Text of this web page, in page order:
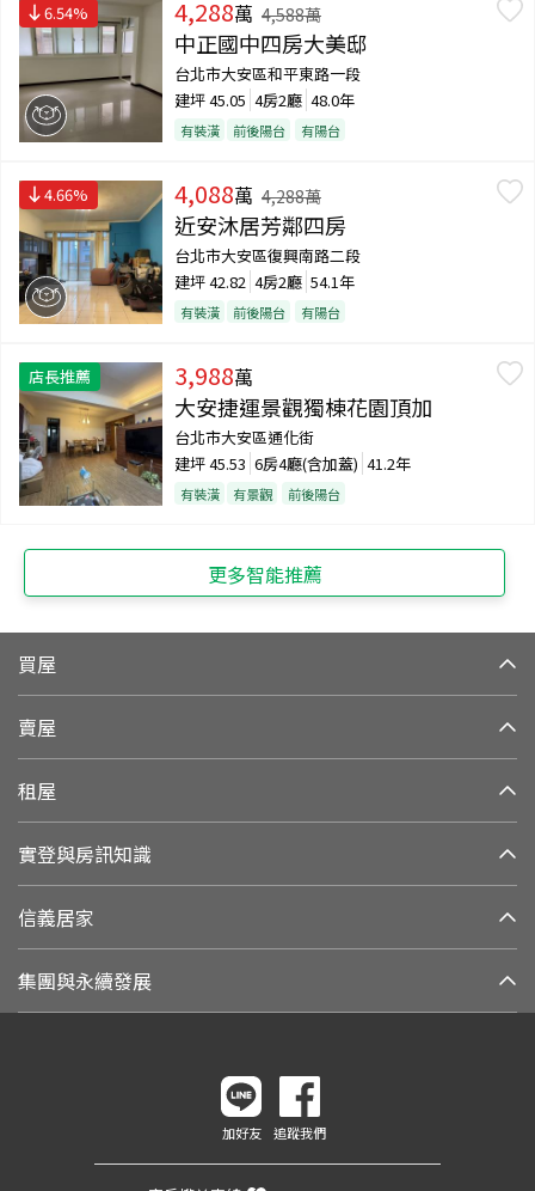
6.54% 4,288萬 4,588萬
中正國中四房大美邸
台北市大安區和平東路一段
建坪45.05 4房2廳 48.0年
有裝潢 前後陽台 有陽台
4.66% 4,088萬 4,288萬
近安沐居芳鄰四房
台北市大安區復興南路二段
建坪42.82 4房2廳 54.1年
有裝潢 前後陽台 有陽台
店長推薦 3,988萬
大安捷運景觀獨棟花園頂加
台北市大安區通化街
建坪45.53 6房4廳(含加蓋) 41.2年
有裝潢 有景觀 前後陽台
更多智能推薦
買屋
賣屋
租屋
實登與房訊知識
信義居家
集團與永續發展
加好友 追蹤我們